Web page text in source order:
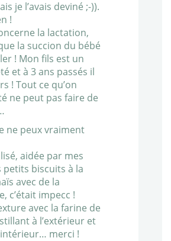
je l’avais deviné ;-)).
!
la lactation,
la succion du bébé
! Mon fils est un
et à 3 ans passés il
! Tout ce qu’on
ne peut pas faire de
ne peux vraiment
aidée par mes
petits biscuits à la
avec de la
c’était impecc !
avec la farine de
à l’extérieur et
merci !